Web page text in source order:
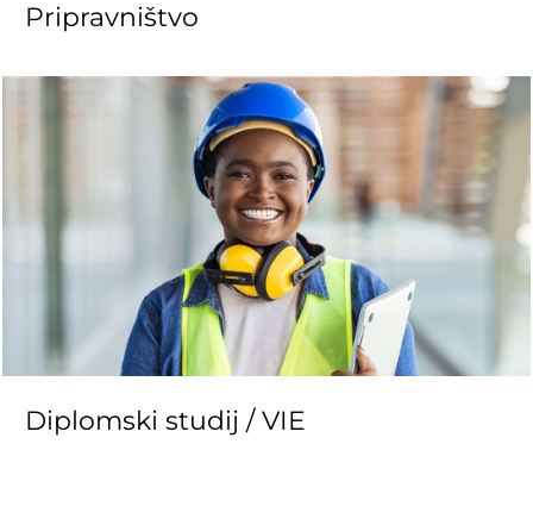
Pripravništvo
Diplomski studij / VIE